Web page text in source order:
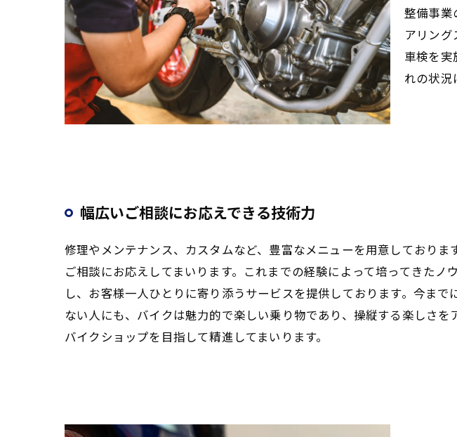
整備事業
アリン
車検を実
れの状況
幅広いご相談にお応えできる技術力
修理やメンテナンス、カスタムなど、豊富なメニューを用意しておりま
ご相談にお応えしてまいります。これまでの経験によって培ってきたノ
し、お客様一人ひとりに寄り添うサービスを提供しております。今まで
ない人にも、バイクは魅力的で楽しい乗り物であり、操縦する楽しさを
バイクショップを目指して精進してまいります。